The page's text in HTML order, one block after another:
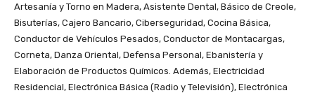
Artesanía y Torno en Madera, Asistente Dental, Básico de Creole,
Bisuterías, Cajero Bancario, Ciberseguridad, Cocina Básica,
Conductor de Vehículos Pesados, Conductor de Montacargas,
Corneta, Danza Oriental, Defensa Personal, Ebanistería y
Elaboración de Productos Químicos. Además, Electricidad
Residencial, Electrónica Básica (Radio y Televisión), Electrónica